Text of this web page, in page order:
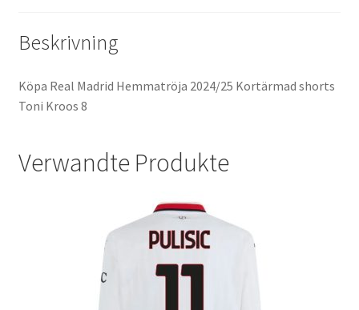
Beskrivning
Köpa Real Madrid Hemmatröja 2024/25 Kortärmad shorts
Toni Kroos 8
Verwandte Produkte